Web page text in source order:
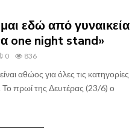
εδώ από γυναικεία
one night stand»
0 836
αθώος για όλες τις κατηγορίες
πρωί της Δευτέρας (23/6) ο